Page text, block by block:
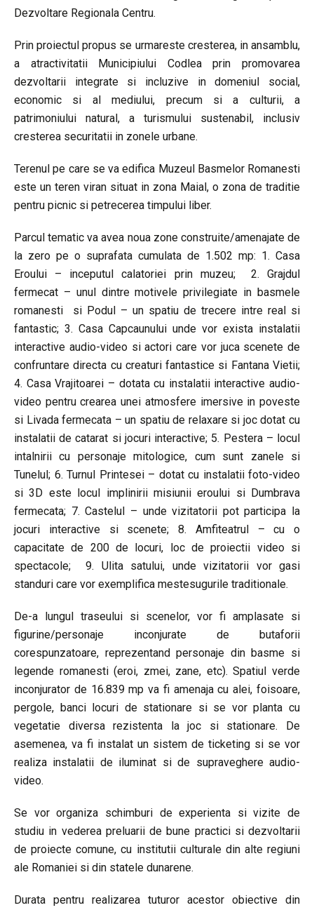
Dezvoltare Regionala Centru.
Prin proiectul propus se urmareste cresterea, in ansamblu,
a atractivitatii Municipiului Codlea prin promovarea
dezvoltarii integrate si incluzive in domeniul social,
economic si al mediului, precum si a culturii, a
patrimoniului natural, a turismului sustenabil, inclusiv
cresterea securitatii in zonele urbane.
Terenul pe care se va edifica Muzeul Basmelor Romanesti
este un teren viran situat in zona Maial, o zona de traditie
pentru picnic si petrecerea timpului liber.
Parcul tematic va avea noua zone construite/amenajate de
la zero pe o suprafata cumulata de 1.502 mp: 1. Casa
Eroului – inceputul calatoriei prin muzeu; 2. Grajdul
fermecat – unul dintre motivele privilegiate in basmele
romanesti si Podul – un spatiu de trecere intre real si
fantastic; 3. Casa Capcaunului unde vor exista instalatii
interactive audio-video si actori care vor juca scenete de
confruntare directa cu creaturi fantastice si Fantana Vietii;
4. Casa Vrajitoarei – dotata cu instalatii interactive audio-
video pentru crearea unei atmosfere imersive in poveste
si Livada fermecata – un spatiu de relaxare si joc dotat cu
instalatii de catarat si jocuri interactive; 5. Pestera – locul
intalnirii cu personaje mitologice, cum sunt zanele si
Tunelul; 6. Turnul Printesei – dotat cu instalatii foto-video
si 3D este locul implinirii misiunii eroului si Dumbrava
fermecata; 7. Castelul – unde vizitatorii pot participa la
jocuri interactive si scenete; 8. Amfiteatrul – cu o
capacitate de 200 de locuri, loc de proiectii video si
spectacole; 9. Ulita satului, unde vizitatorii vor gasi
standuri care vor exemplifica mestesugurile traditionale.
De-a lungul traseului si scenelor, vor fi amplasate si
figurine/personaje inconjurate de butaforii
corespunzatoare, reprezentand personaje din basme si
legende romanesti (eroi, zmei, zane, etc). Spatiul verde
inconjurator de 16.839 mp va fi amenaja cu alei, foisoare,
pergole, banci locuri de stationare si se vor planta cu
vegetatie diversa rezistenta la joc si stationare. De
asemenea, va fi instalat un sistem de ticketing si se vor
realiza instalatii de iluminat si de supraveghere audio-
video.
Se vor organiza schimburi de experienta si vizite de
studiu in vederea preluarii de bune practici si dezvoltarii
de proiecte comune, cu institutii culturale din alte regiuni
ale Romaniei si din statele dunarene.
Durata pentru realizarea tuturor acestor obiective din